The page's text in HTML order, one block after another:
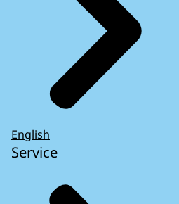
English
Service